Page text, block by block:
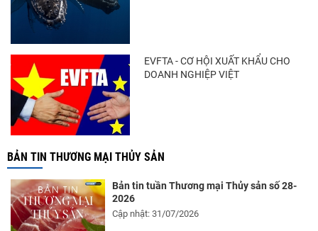
EVFTA - CƠ HỘI XUẤT KHẨU CHO
DOANH NGHIỆP VIỆT
BẢN TIN THƯƠNG MẠI THỦY SẢN
Bản tin tuần Thương mại Thủy sản số 28-
2026
Cập nhật: 31/07/2026